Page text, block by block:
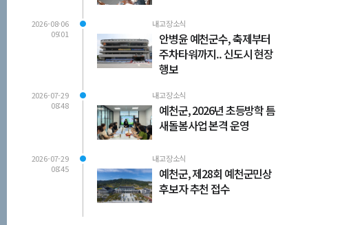
2026-08-06
09:01
내고장소식
안병윤 예천군수, 축제부터
주차타워까지.. 신도시 현장
행보
2026-07-29
08:48
내고장소식
예천군, 2026년 초등방학 틈
새돌봄사업 본격 운영
2026-07-29
08:45
내고장소식
예천군, 제28회 예천군민상
후보자 추천 접수